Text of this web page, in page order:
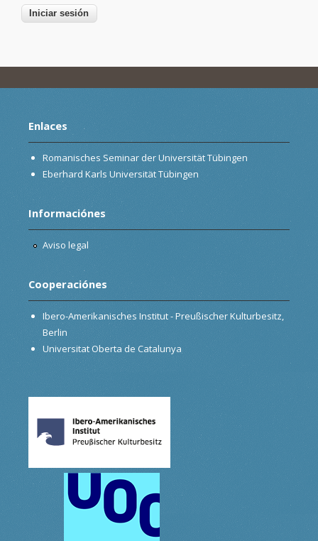
Enlaces
Romanisches Seminar der Universität Tübingen
Eberhard Karls Universität Tübingen
Informaciónes
Aviso legal
Cooperaciónes
Ibero-Amerikanisches Institut - Preußischer Kulturbesitz,
Berlin
Universitat Oberta de Catalunya